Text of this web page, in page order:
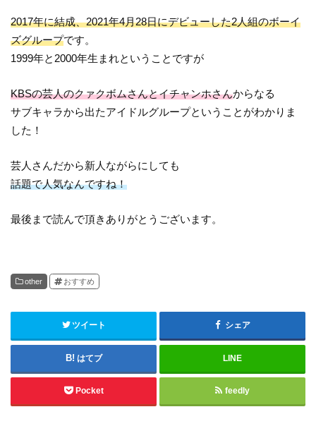
2017年に結成、2021年4月28日にデビューした2人組のボーイ
ズグループです。
1999年と2000年生まれということですが
KBSの芸人のクァクボムさんとイチャンホさんからなる
サブキャラから出たアイドルグループということがわかりま
した！
芸人さんだから新人ながらにしても
話題で人気なんですね！
最後まで読んで頂きありがとうございます。
other おすすめ
ツイート シェア
はてブ LINE
Pocket feedly